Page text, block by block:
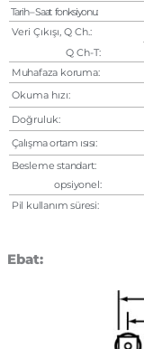
Tarih – Saat fonksiyonu:
Veri Çıkışı, Q Ch.:
Q Ch-T:
Muhafaza koruma:
Okuma hızı:
Doğruluk:
Çalışma ortam ısısı:
Besleme standart:
opsiyonel:
Pil kullanım süresi:
Ebat: